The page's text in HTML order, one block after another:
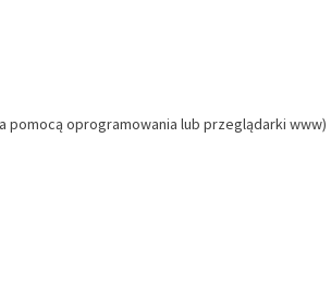
pomocą oprogramowania lub przeglądarki www)